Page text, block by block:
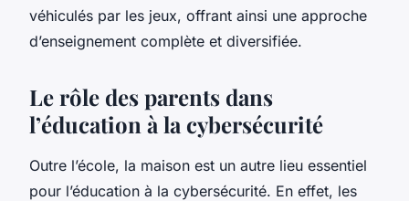
véhiculés par les jeux, offrant ainsi une approche
d’enseignement complète et diversifiée.
Le rôle des parents dans
l’éducation à la cybersécurité
Outre l’école, la maison est un autre lieu essentiel
pour l’éducation à la cybersécurité. En effet, les